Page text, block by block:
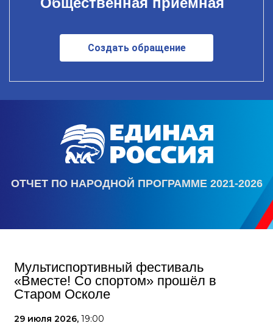
Создать обращение
ОТЧЕТ ПО НАРОДНОЙ ПРОГРАММЕ 2021-2026
Мультиспортивный фестиваль
«Вместе! Со спортом» прошёл в
Старом Осколе
29 июля 2026, 19:00